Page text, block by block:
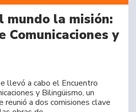
mundo la misión:
Comunicaciones y
llevó a cabo el Encuentro
y Bilingüismo, un
reunió a dos comisiones clave